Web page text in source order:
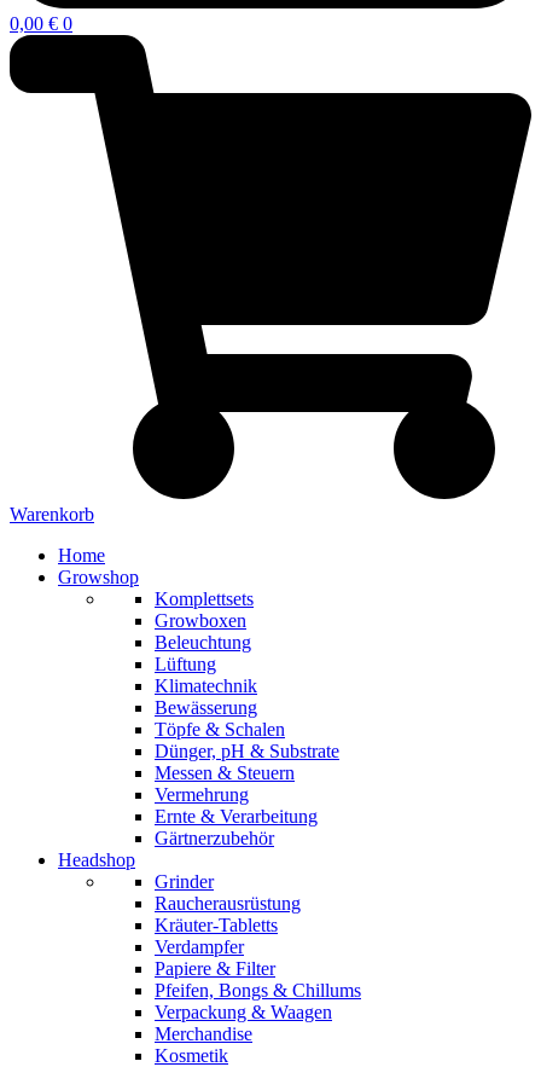
0,00 € 0
Warenkorb
Home
Growshop
Komplettsets
Growboxen
Beleuchtung
Lüftung
Klimatechnik
Bewässerung
Töpfe & Schalen
Dünger, pH & Substrate
Messen & Steuern
Vermehrung
Ernte & Verarbeitung
Gärtnerzubehör
Headshop
Grinder
Raucherausrüstung
Kräuter-Tabletts
Verdampfer
Papiere & Filter
Pfeifen, Bongs & Chillums
Verpackung & Waagen
Merchandise
Kosmetik